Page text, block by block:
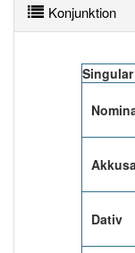
Konjunktion
Singular
Dativ